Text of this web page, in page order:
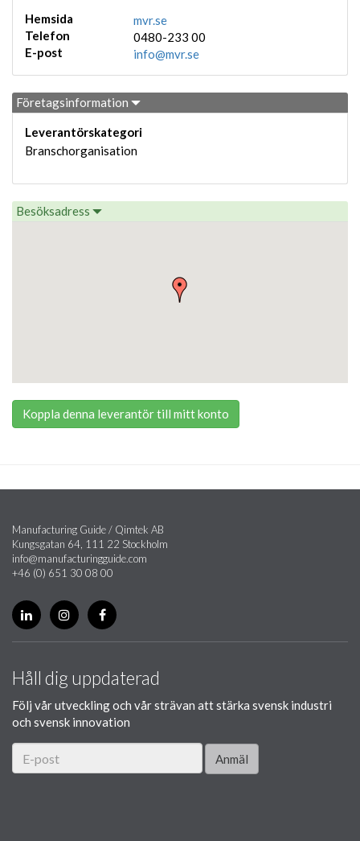
Hemsida
mvr.se
Telefon
0480-233 00
E-post
info@mvr.se
Företagsinformation
Leverantörskategori
Branschorganisation
Besöksadress
Koppla denna leverantör till mitt konto
Manufacturing Guide / Qimtek AB
Kungsgatan 64, 111 22 Stockholm
info@manufacturingguide.com
+46 (0) 651 30 08 00
Håll dig uppdaterad
Följ vår utveckling och vår strävan att stärka svensk industri
och svensk innovation
Anmäl